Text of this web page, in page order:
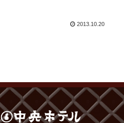
2013.10.20